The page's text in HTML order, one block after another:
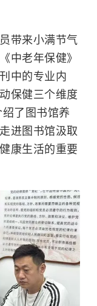
带来小满节气
中老年保健》
中的专业内
保健三个维度
了图书馆养
进图书馆汲取
康生活的重要